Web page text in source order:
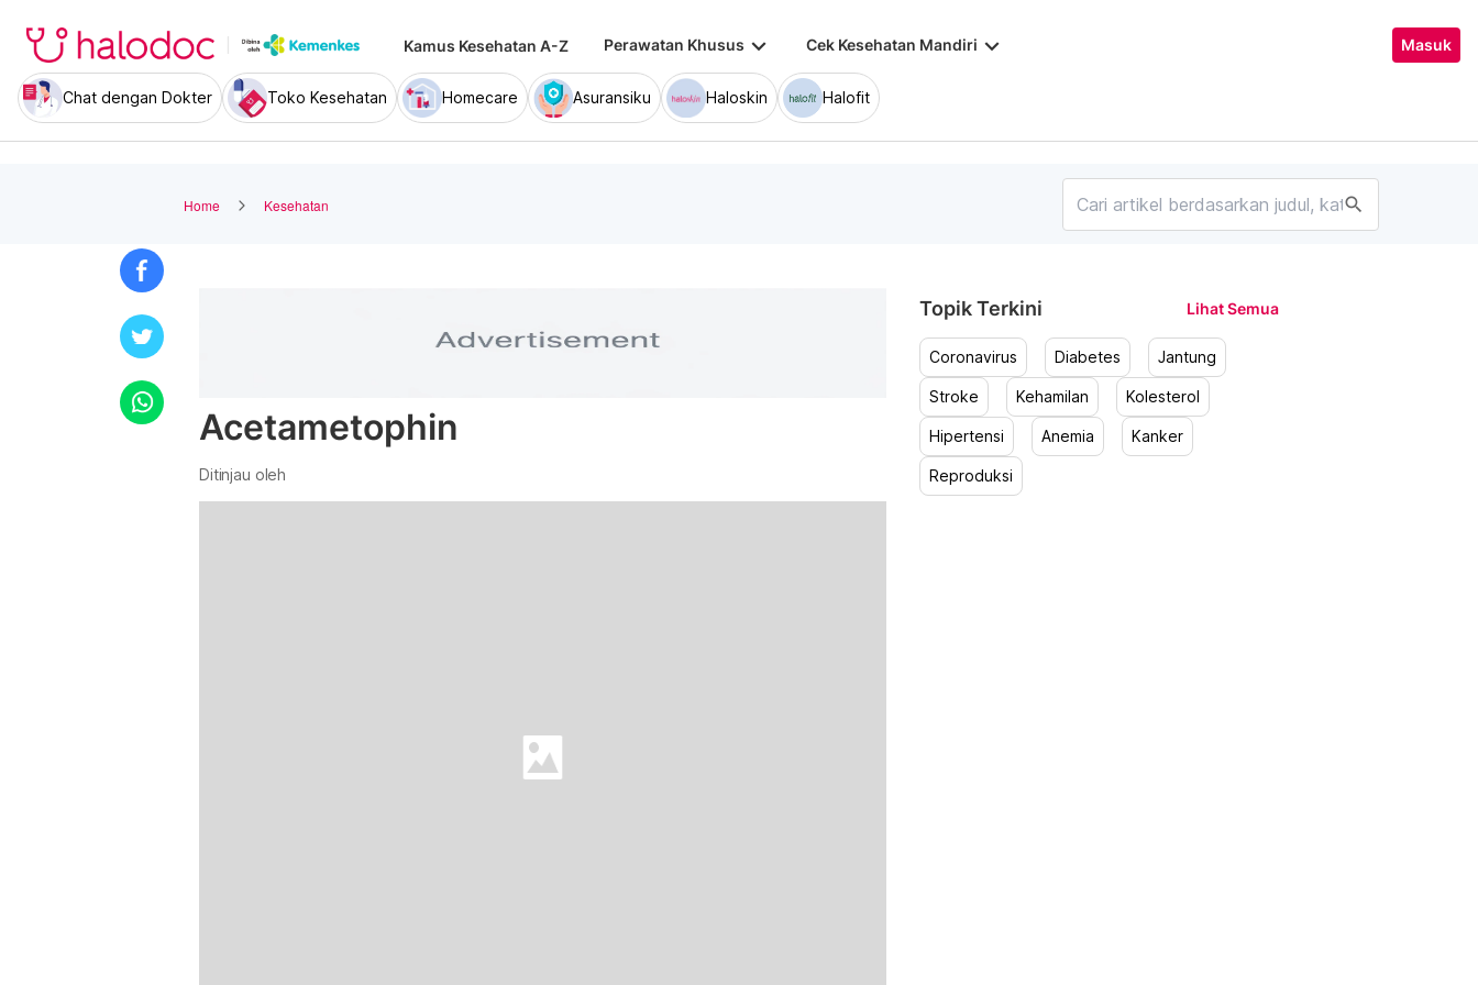
Kamus Kesehatan A-Z Perawatan Khusus keyboard_arrow_down Cek Kesehatan Mandiri keyboard_arrow_down Masuk
Chat dengan Dokter Toko Kesehatan Homecare Asuransiku Haloskin Halofit
Home Kesehatan search
Acetametophin
Ditinjau oleh
Topik Terkini Lihat Semua
Coronavirus Diabetes Jantung
Stroke Kehamilan Kolesterol
Hipertensi Anemia Kanker
Reproduksi